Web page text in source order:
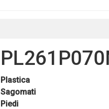
Plastica
Sagomati
Piedi